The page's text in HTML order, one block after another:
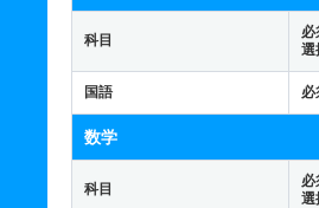
科目
必
選
国語 必
数学
科目
必
選